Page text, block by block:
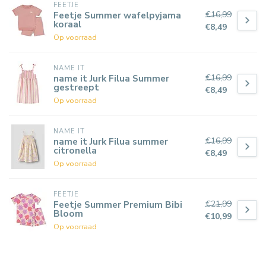
FEETJE
Feetje Summer wafelpyjama
koraal
Op voorraad
€16,99
€8,49
NAME IT
name it Jurk Filua Summer
gestreept
Op voorraad
€16,99
€8,49
NAME IT
name it Jurk Filua summer
citronella
Op voorraad
€16,99
€8,49
FEETJE
Feetje Summer Premium Bibi
Bloom
Op voorraad
€21,99
€10,99